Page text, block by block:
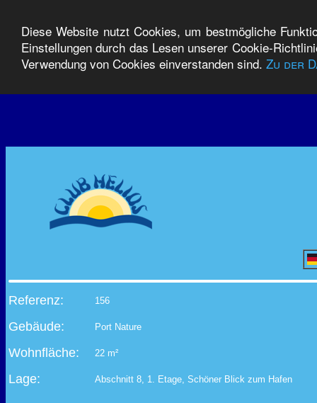
Diese Website nutzt Cookies, um bestmögliche
Einstellungen durch das Lesen unserer Cookie-
Verwendung von Cookies einverstanden sind. Zu der
Referenz: 156
Gebäude: Port Nature
Wohnfläche: 22 m²
Lage: Abschnitt 8, 1. Etage, Schöner Blick zum Hafen